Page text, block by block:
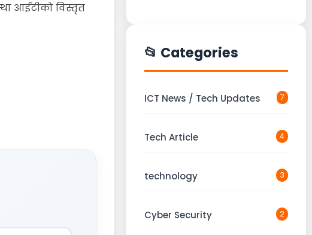
आईटीको विस्तृत
📂 Categories
ICT News / Tech Updates 7
Tech Article 4
technology 3
Cyber Security 2